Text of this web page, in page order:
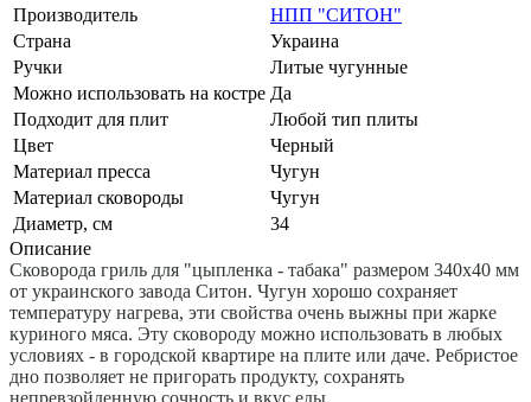
Производитель
НПП "СИТОН"
Страна
Украина
Ручки
Литые чугунные
Можно использовать на костре Да
Подходит для плит
Любой тип плиты
Цвет
Черный
Материал пресса
Чугун
Материал сковороды
Чугун
Диаметр, см
34
Описание
Сковорода гриль для "цыпленка - табака" размером 340х40 мм
от украинского завода Ситон. Чугун хорошо сохраняет
температуру нагрева, эти свойства очень выжны при жарке
куриного мяса. Эту сковороду можно использовать в любых
условиях - в городской квартире на плите или даче. Ребристое
дно позволяет не пригорать продукту, сохранять
непревзойденную сочность и вкус еды.